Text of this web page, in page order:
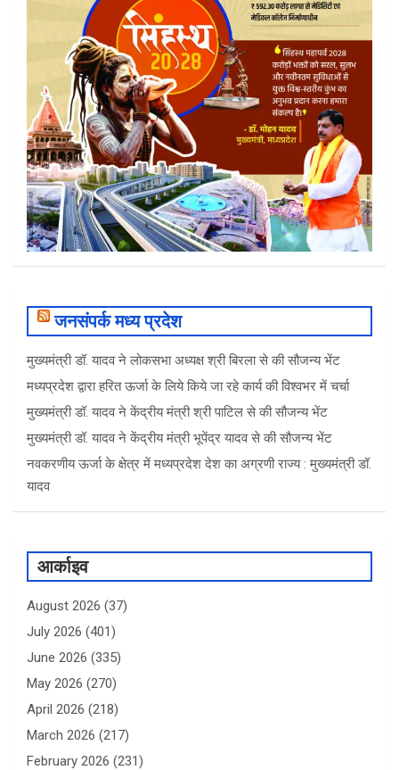
जनसंपर्क मध्य प्रदेश
मुख्यमंत्री डॉ. यादव ने लोकसभा अध्यक्ष श्री बिरला से की सौजन्य भेंट
मध्यप्रदेश द्वारा हरित ऊर्जा के लिये किये जा रहे कार्य की विश्वभर में चर्चा
मुख्यमंत्री डॉ. यादव ने केंद्रीय मंत्री श्री पाटिल से की सौजन्य भेंट
मुख्यमंत्री डॉ. यादव ने केंद्रीय मंत्री भूपेंद्र यादव से की सौजन्य भेंट
नवकरणीय ऊर्जा के क्षेत्र में मध्यप्रदेश देश का अग्रणी राज्य : मुख्यमंत्री डॉ.
यादव
आर्काइव
August 2026 (37)
July 2026 (401)
June 2026 (335)
May 2026 (270)
April 2026 (218)
March 2026 (217)
February 2026 (231)